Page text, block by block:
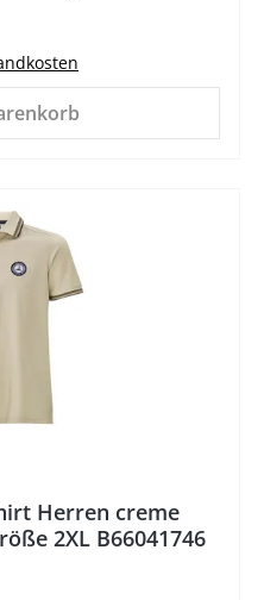
Herren creme
2XL B66041746